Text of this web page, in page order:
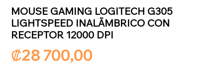
MOUSE GAMING LOGITECH G305
LIGHTSPEED INALÃMBRICO CON
RECEPTOR 12000 DPI
₡28 700,00